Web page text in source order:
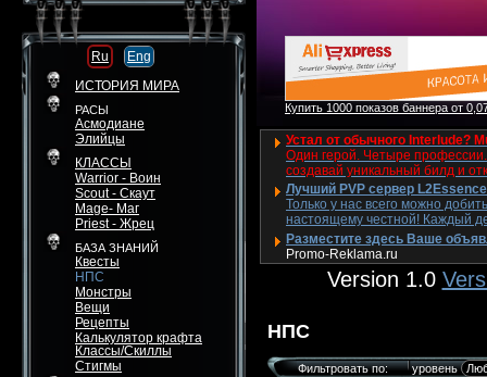
Ru
Eng
ИСТОРИЯ МИРА
РАСЫ
Асмодиане
Элийцы
КЛАССЫ
Warrior - Воин
Scout - Скаут
Mage- Маг
Priest - Жрец
БАЗА ЗНАНИЙ
Квесты
НПС
Монстры
Вещи
Рецепты
Калькулятор крафта
Классы/Скиллы
Стигмы
Купить 1000 показов баннера от
Устал от обычного Interlude?
Один герой. Четыре
создавай уникальный билд и
Лучший PVP сервер
Только у нас всего можно
настоящему честной! Каждый
Разместите здесь Ваше
Promo-Reklama.ru
Version 1.0
НПС
Фильтровать по: уровень